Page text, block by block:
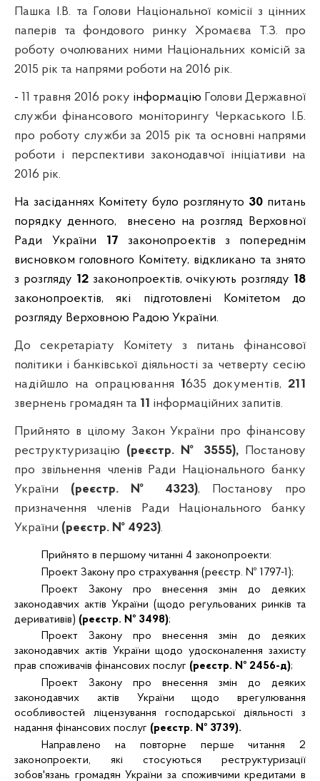
Пашка І.В. та Голови Національної комісії з цінних
паперів та фондового ринку Хромаєва Т.З. про
роботу очолюваних ними Національних комісій за
2015 рік та напрями роботи на 2016 рік.
-11 травня 2016 року інформацію Голови Державної
служби фінансового моніторингу Черкаського І.Б.
про роботу служби за 2015 рік та основні напрями
роботи і перспективи законодавчої ініціативи на
2016 рік.
На засіданнях Комітету було розглянуто 30 питань
порядку денного,
внесено на розгляд Верховної
Ради України 17 законопроектівз попереднім
висновком головного Комітету, відкликано та знято
з розгляду 12 законопроектів, очікують розгляду 18
законопроектів, які підготовлені Комітетом до
розгляду Верховною Радою України.
До секретаріату Комітету з питань фінансової
політики і банківської діяльності за четверту сесію
надійшло на опрацювання 1635 документів, 211
звернень громадян та 11 інформаційних запитів.
Прийнято в цілому Закон України про фінансову
реструктуризацію (реєстр. № 3555), Постанову
про звільнення членів Ради Національного банку
України (реєстр. № 4323),
Постанову про
призначення членів Ради Національного банку
України (реєстр. № 4923).
Прийнято в першому читанні4 законопроекти:
Проект Закону про страхування (реєстр. № 1797-1);
Проект Закону про внесення змін до деяких
законодавчих актів України (щодо регульованих ринків та
деривативів) (реєстр. № 3498);
Проект Закону про внесення змін до деяких
законодавчих актів України щодо удосконалення захисту
прав споживачів фінансових послуг (реєстр. № 2456-д);
Проект Закону про внесення змін до деяких
законодавчих актів України щодо врегулювання
особливостей ліцензування господарської діяльності з
надання фінансових послуг (реєстр. № 3739).
Направлено на повторне перше читання 2
законопроекти, які стосуються
реструктуризації
зобов'язань громадян України за споживчими кредитами в